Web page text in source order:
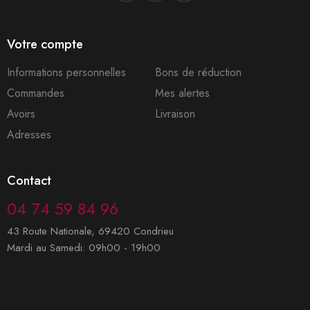
Votre compte
Informations personnelles
Bons de réduction
Commandes
Mes alertes
Avoirs
Livraison
Adresses
Contact
04 74 59 84 96
43 Route Nationale, 69420 Condrieu
Mardi au Samedi: 09h00 - 19h00